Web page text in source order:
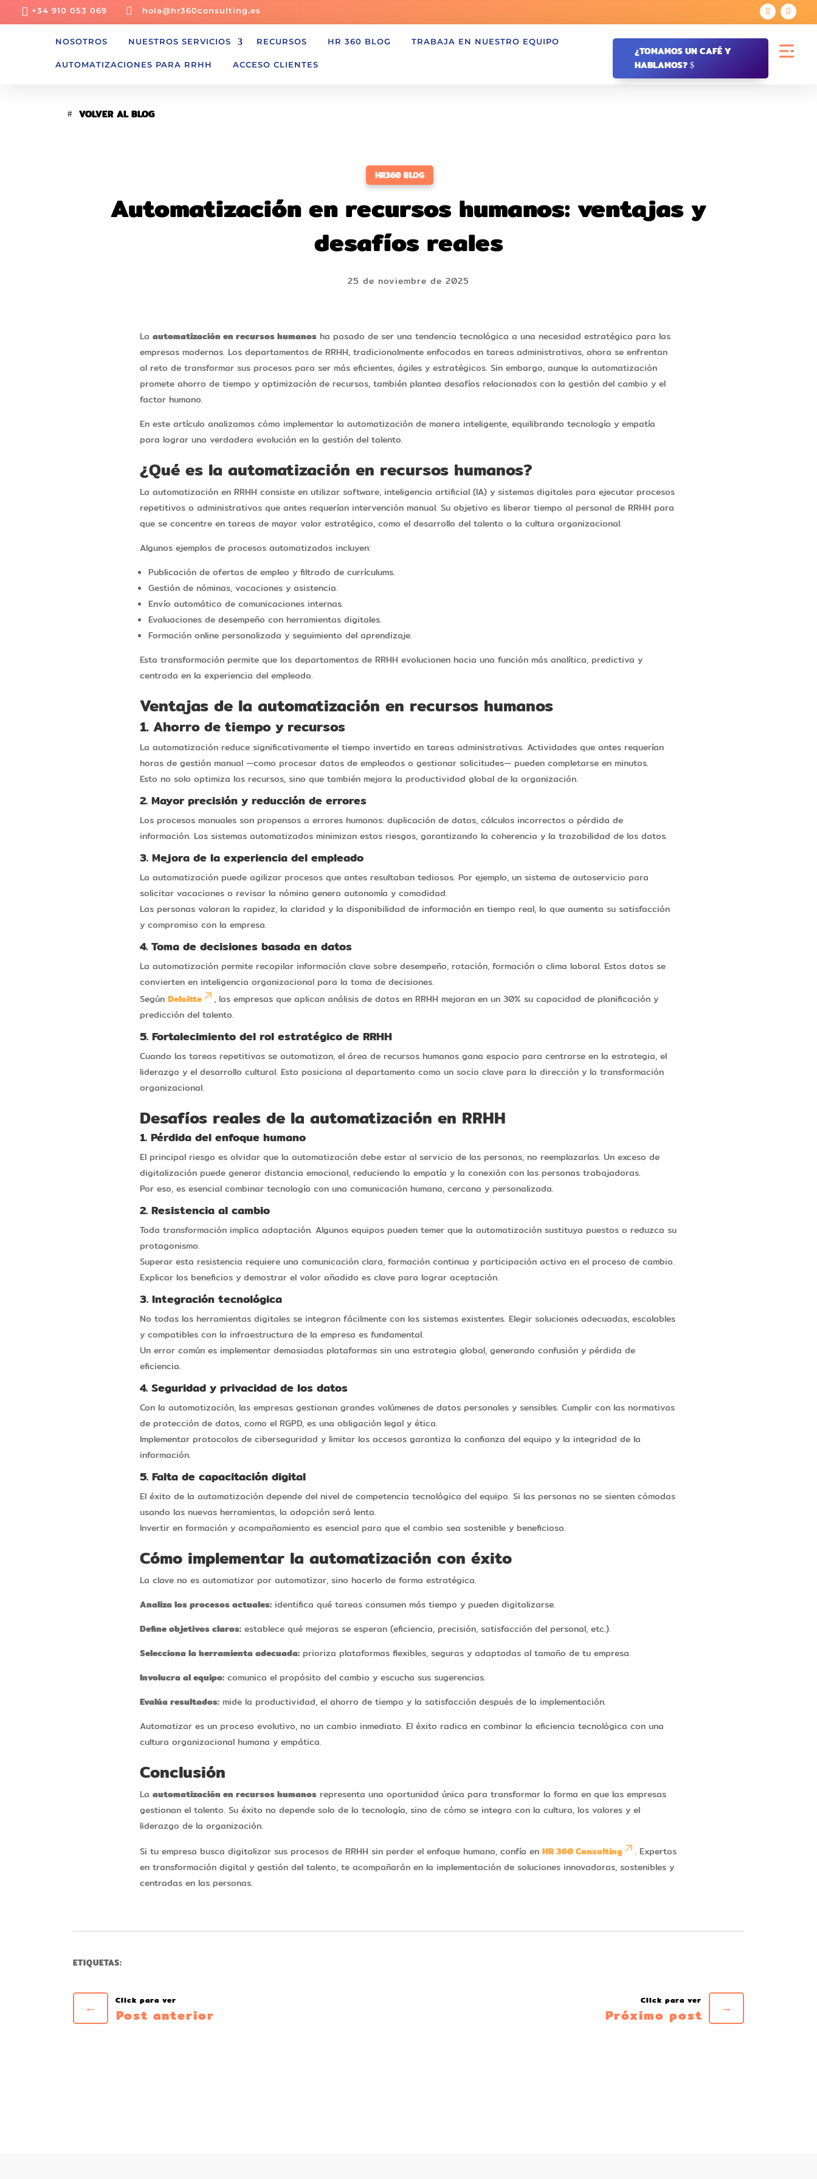
 +34 910 053 069  hola@hr360consulting.es
NOSOTROS NUESTROS SERVICIOS RECURSOS HR 360 BLOG TRABAJA EN NUESTRO EQUIPO
AUTOMATIZACIONES PARA RRHH ACCESO CLIENTES
¿TOMAMOS UN CAFÉ Y
HABLAMOS?
VOLVER AL BLOG
HR360 BLOG
Automatización en recursos humanos: ventajas y
desafíos reales
25 de noviembre de 2025
Laautomatización en recursos humanos ha pasado de ser una tendencia tecnológica a una necesidad estratégica para las
empresas modernas. Los departamentos de RRHH, tradicionalmente enfocados en tareas administrativas, ahora se enfrentan
al reto de transformar sus procesos para ser más eficientes, ágiles y estratégicos. Sin embargo, aunque la automatización
promete ahorro de tiempo y optimización de recursos, también plantea desafíos relacionados con la gestión del cambio y el
factor humano.
En este artículo analizamos cómo implementar la automatización de manera inteligente, equilibrando tecnología y empatía
para lograr una verdadera evolución en la gestión del talento.
¿Qué es la automatización en recursos humanos?
La automatización en RRHH consiste en utilizar software, inteligencia artificial (IA) y sistemas digitales para ejecutar procesos
repetitivos o administrativos que antes requerían intervención manual. Su objetivo es liberar tiempo al personal de RRHH para
que se concentre en tareas de mayor valor estratégico, como el desarrollo del talento o la cultura organizacional.
Algunos ejemplos de procesos automatizados incluyen:
Publicación de ofertas de empleo y filtrado de currículums.
Gestión de nóminas, vacaciones y asistencia.
Envío automático de comunicaciones internas.
Evaluaciones de desempeño con herramientas digitales.
Formación online personalizada y seguimiento del aprendizaje.
Esta transformación permite que los departamentos de RRHH evolucionen hacia una función más analítica, predictiva y
centrada en la experiencia del empleado.
Ventajas de la automatización en recursos humanos
1. Ahorro de tiempo y recursos
La automatización reduce significativamente el tiempo invertido en tareas administrativas. Actividades que antes requerían
horas de gestión manual —como procesar datos de empleados o gestionar solicitudes— pueden completarse en minutos.
Esto no solo optimiza los recursos, sino que también mejora la productividad global de la organización.
2. Mayor precisión y reducción de errores
Los procesos manuales son propensos a errores humanos: duplicación de datos, cálculos incorrectos o pérdida de
información. Los sistemas automatizados minimizan estos riesgos, garantizando la coherencia y la trazabilidad de los datos.
3. Mejora de la experiencia del empleado
La automatización puede agilizar procesos que antes resultaban tediosos. Por ejemplo, un sistema de autoservicio para
solicitar vacaciones o revisar la nómina genera autonomía y comodidad.
Las personas valoran la rapidez, la claridad y la disponibilidad de información en tiempo real, lo que aumenta su satisfacción
y compromiso con la empresa.
4. Toma de decisiones basada en datos
La automatización permite recopilar información clave sobre desempeño, rotación, formación o clima laboral. Estos datos se
convierten en inteligencia organizacional para la toma de decisiones.
SegúnDeloitte
, las empresas que aplican análisis de datos en RRHH mejoran en un 30% su capacidad de planificación y
predicción del talento.
5. Fortalecimiento del rol estratégico de RRHH
Cuando las tareas repetitivas se automatizan, el área de recursos humanos gana espacio para centrarse en la estrategia, el
liderazgo y el desarrollo cultural. Esto posiciona al departamento como un socio clave para la dirección y la transformación
organizacional.
Desafíos reales de la automatización en RRHH
1. Pérdida del enfoque humano
El principal riesgo es olvidar que la automatización debe estar al servicio de las personas, no reemplazarlas. Un exceso de
digitalización puede generar distancia emocional, reduciendo la empatía y la conexión con las personas trabajadoras.
Por eso, es esencial combinar tecnología con una comunicación humana, cercana y personalizada.
2. Resistencia al cambio
Toda transformación implica adaptación. Algunos equipos pueden temer que la automatización sustituya puestos o reduzca su
protagonismo.
Superar esta resistencia requiere una comunicación clara, formación continua y participación activa en el proceso de cambio.
Explicar los beneficios y demostrar el valor añadido es clave para lograr aceptación.
3. Integración tecnológica
No todas las herramientas digitales se integran fácilmente con los sistemas existentes. Elegir soluciones adecuadas, escalables
y compatibles con la infraestructura de la empresa es fundamental.
Un error común es implementar demasiadas plataformas sin una estrategia global, generando confusión y pérdida de
eficiencia.
4. Seguridad y privacidad de los datos
Con la automatización, las empresas gestionan grandes volúmenes de datos personales y sensibles. Cumplir con las normativas
de protección de datos, como el RGPD, es una obligación legal y ética.
Implementar protocolos de ciberseguridad y limitar los accesos garantiza la confianza del equipo y la integridad de la
información.
5. Falta de capacitación digital
El éxito de la automatización depende del nivel de competencia tecnológica del equipo. Si las personas no se sienten cómodas
usando las nuevas herramientas, la adopción será lenta.
Invertir en formación y acompañamiento es esencial para que el cambio sea sostenible y beneficioso.
Cómo implementar la automatización con éxito
La clave no es automatizar por automatizar, sino hacerlo de forma estratégica.
Analiza los procesos actuales: identifica qué tareas consumen más tiempo y pueden digitalizarse.
Define objetivos claros: establece qué mejoras se esperan (eficiencia, precisión, satisfacción del personal, etc.).
Selecciona la herramienta adecuada: prioriza plataformas flexibles, seguras y adaptadas al tamaño de tu empresa.
Involucra al equipo: comunica el propósito del cambio y escucha sus sugerencias.
Evalúa resultados: mide la productividad, el ahorro de tiempo y la satisfacción después de la implementación.
Automatizar es un proceso evolutivo, no un cambio inmediato. El éxito radica en combinar la eficiencia tecnológica con una
cultura organizacional humana y empática.
Conclusión
Laautomatización en recursos humanos representa una oportunidad única para transformar la forma en que las empresas
gestionan el talento. Su éxito no depende solo de la tecnología, sino de cómo se integra con la cultura, los valores y el
liderazgo de la organización.
Si tu empresa busca digitalizar sus procesos de RRHH sin perder el enfoque humano, confía enHR 360 Consulting
. Expertos
en transformación digital y gestión del talento, te acompañarán en la implementación de soluciones innovadoras, sostenibles y
centradas en las personas.
ETIQUETAS:
← Post anterior Próximo post →